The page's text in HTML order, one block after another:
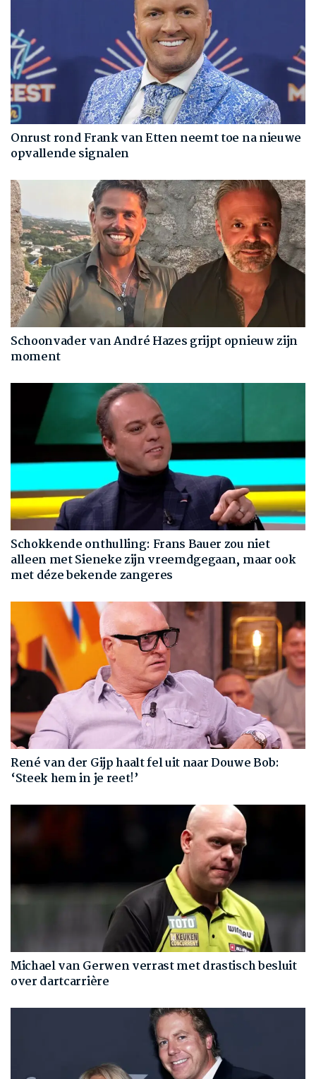
Onrust rond Frank van Etten neemt toe na nieuwe
opvallende signalen
Schoonvader van André Hazes grijpt opnieuw zijn
moment
Schokkende onthulling: Frans Bauer zou niet
alleen met Sieneke zijn vreemdgegaan, maar ook
met déze bekende zangeres
René van der Gijp haalt fel uit naar Douwe Bob:
‘Steek hem in je reet!’
Michael van Gerwen verrast met drastisch besluit
over dartcarrière